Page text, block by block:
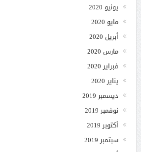
يونيو 2020
مايو 2020
أبريل 2020
مارس 2020
فبراير 2020
يناير 2020
ديسمبر 2019
نوفمبر 2019
أكتوبر 2019
سبتمبر 2019